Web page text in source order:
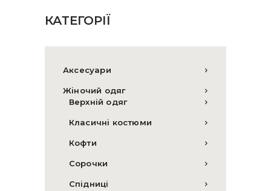
КАТЕГОРІЇ
Аксесуари
Жіночий одяг
Верхній одяг
Класичні костюми
Кофти
Сорочки
Спідниці